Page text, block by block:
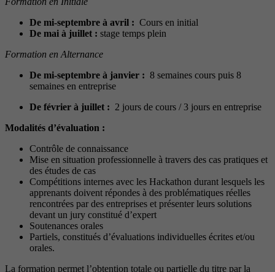
De mi-septembre à avril : Cours en initial
De mai à juillet : stage temps plein
Formation en Alternance
De mi-septembre à janvier : 8 semaines cours puis 8
semaines en entreprise
De février à juillet : 2 jours de cours / 3 jours en entreprise
Modalités d’évaluation :
Contrôle de connaissance
Mise en situation professionnelle à travers des cas pratiques et
des études de cas
Compétitions internes avec les Hackathon durant lesquels les
apprenants doivent répondes à des problématiques réelles
rencontrées par des entreprises et présenter leurs solutions
devant un jury constitué d’expert
Soutenances orales
Partiels, constitués d’évaluations individuelles écrites et/ou
orales.
La formation permet l’obtention totale ou partielle du titre par la